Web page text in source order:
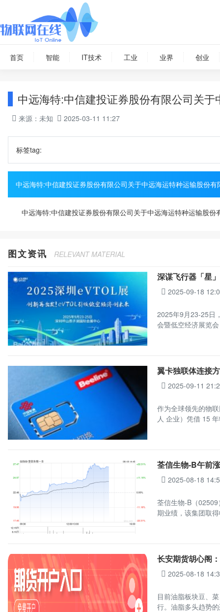
首页 智能 IT技术 工业 业界 创业
中远海特:中信建投证券股份有限公司关
来源：未知 2025-03-11 11:27
标签tag:
中远海特:中信建投证券股份有限公司关于中远海运特种运输股份
中远海特:中信建投证券股份有限公司关于中远海运特种运输股
图文资讯 RELEVANT MATERIAL
深谋飞行器「星
2025-09-18
2025年9月23-25日
会暨低空经济展览
翼卡独联体连接
2025-09-11
作为全球领先的物
人 企业）凭借 15
荃信生物-B午前
2025-08-18
荃信生物-B（
期业绩，该集团取
长安期货胡心阁
2025-08-18
目前油脂板块豆、
行。油脂多头趋势